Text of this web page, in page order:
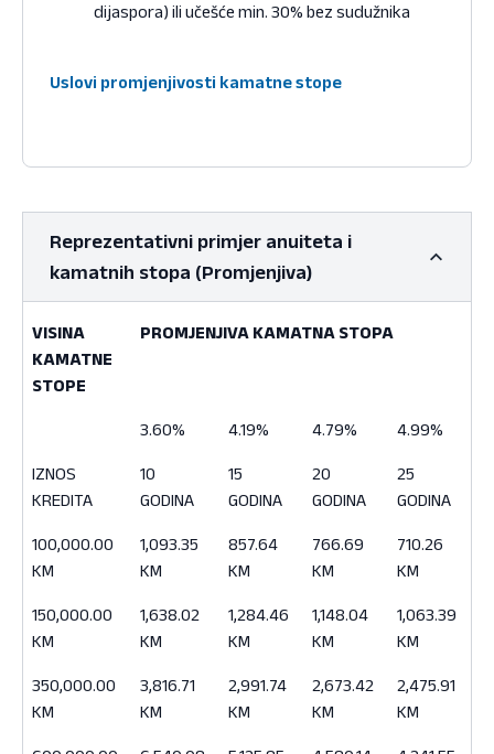
dijaspora) ili učešće min. 30% bez sudužnika
Uslovi promjenjivosti kamatne stope
Reprezentativni primjer anuiteta i
kamatnih stopa (Promjenjiva)
VISINA
KAMATNE
STOPE
PROMJENJIVA KAMATNA STOPA
STOPE
PROMJENJIVA KAMATNA STOPA
3.60% 4.19% 4.79% 4.99%
IZNOS
KREDITA
10
GODINA
15
GODINA
20
GODINA
25
GODINA
100,000.00
KM
1,093.35
KM
857.64
KM
766.69
KM
710.26
KM
150,000.00
KM
1,638.02
KM
1,284.46
KM
1,148.04
KM
1,063.39
KM
350,000.00
KM
3,816.71
KM
2,991.74
KM
2,673.42
KM
2,475.91
KM